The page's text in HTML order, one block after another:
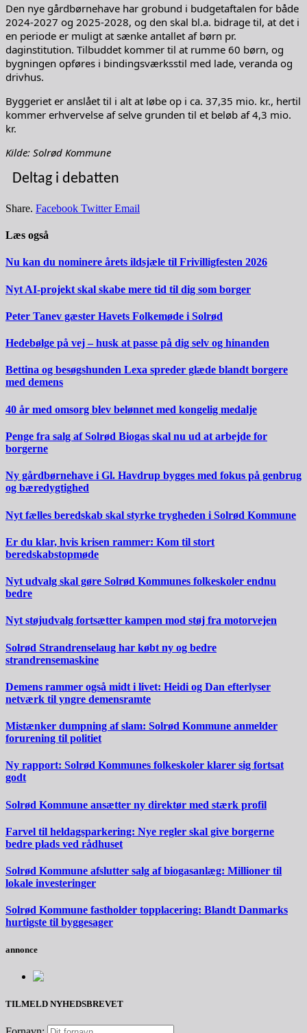
Den nye gårdbørnehave har grobund i budgetaftalen for både
2024-2027 og 2025-2028, og den skal bl.a. bidrage til, at det i
en periode er muligt at sænke antallet af børn pr.
daginstitution. Tilbuddet kommer til at rumme 60 børn, og
bygningen opføres i bindingsværksstil med lade, veranda og
drivhus.
Byggeriet er anslået til i alt at løbe op i ca. 37,35 mio. kr., hertil
kommer erhvervelse af selve grunden til et beløb af 4,3 mio.
kr.
Kilde: Solrød Kommune
Deltag i debatten
Share. Facebook Twitter Email
Læs også
Nu kan du nominere årets ildsjæle til Frivilligfesten 2026
Nyt AI-projekt skal skabe mere tid til dig som borger
Peter Tanev gæster Havets Folkemøde i Solrød
Hedebølge på vej – husk at passe på dig selv og hinanden
Bettina og besøgshunden Lexa spreder glæde blandt borgere
med demens
40 år med omsorg blev belønnet med kongelig medalje
Penge fra salg af Solrød Biogas skal nu ud at arbejde for
borgerne
Ny gårdbørnehave i Gl. Havdrup bygges med fokus på genbrug
og bæredygtighed
Nyt fælles beredskab skal styrke trygheden i Solrød Kommune
Er du klar, hvis krisen rammer: Kom til stort
beredskabstopmøde
Nyt udvalg skal gøre Solrød Kommunes folkeskoler endnu
bedre
Nyt støjudvalg fortsætter kampen mod støj fra motorvejen
Solrød Strandrenselaug har købt ny og bedre
strandrensemaskine
Demens rammer også midt i livet: Heidi og Dan efterlyser
netværk til yngre demensramte
Mistænker dumpning af slam: Solrød Kommune anmelder
forurening til politiet
Ny rapport: Solrød Kommunes folkeskoler klarer sig fortsat
godt
Solrød Kommune ansætter ny direktør med stærk profil
Farvel til heldagsparkering: Nye regler skal give borgerne
bedre plads ved rådhuset
Solrød Kommune afslutter salg af biogasanlæg: Millioner til
lokale investeringer
Solrød Kommune fastholder topplacering: Blandt Danmarks
hurtigste til byggesager
annonce
TILMELD NYHEDSBREVET